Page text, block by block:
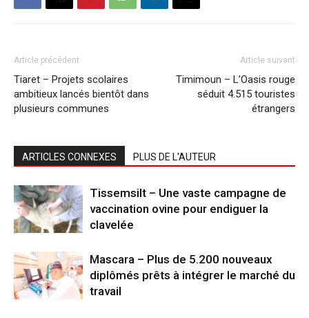
Article précédent
Tiaret – Projets scolaires
ambitieux lancés bientôt dans
plusieurs communes
Article suivant
Timimoun – L’Oasis rouge
séduit 4.515 touristes
étrangers
ARTICLES CONNEXES PLUS DE L'AUTEUR
Tissemsilt – Une vaste campagne de
vaccination ovine pour endiguer la
clavelée
Mascara – Plus de 5.200 nouveaux
diplômés prêts à intégrer le marché du
travail